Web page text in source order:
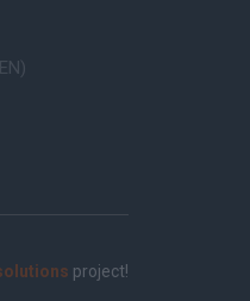
project!